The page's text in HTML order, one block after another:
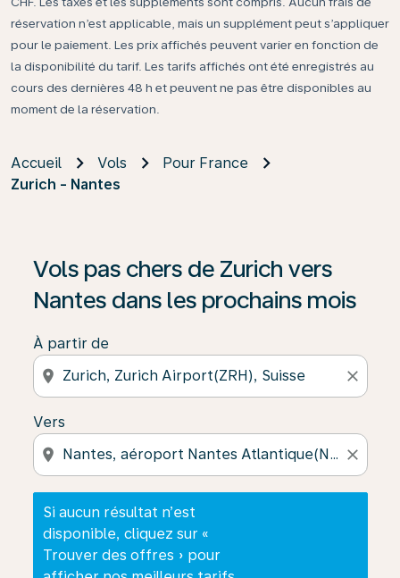
réservation n’est applicable, mais un supplément peut s’appliquer
pour le paiement. Les prix affichés peuvent varier en fonction de
la disponibilité du tarif. Les tarifs affichés ont été enregistrés au
cours des dernières 48 h et peuvent ne pas être disponibles au
moment de la réservation.
Accueil Vols
Pour France
Zurich - Nantes
Vols pas chers de Zurich vers
Nantes dans les prochains mois
À partir de
location_on close
Vers
location_on close
Si aucun résultat n’est
disponible, cliquez sur «
Trouver des offres » pour
Si aucun résultat n’est disponible, cliquez sur «